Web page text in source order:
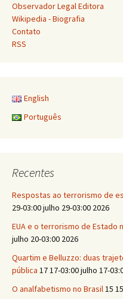
Observador Legal Editora
Wikipedia - Biografia
Contato
RSS
English
Português
Recentes
Respostas ao terrorismo de
29-03:00 julho 29-03:00 2026
EUA e o terrorismo de Estado
julho 20-03:00 2026
Quartim e Belluzzo: duas
pública 17 17-03:00 julho 17-
O analfabetismo no Brasil15